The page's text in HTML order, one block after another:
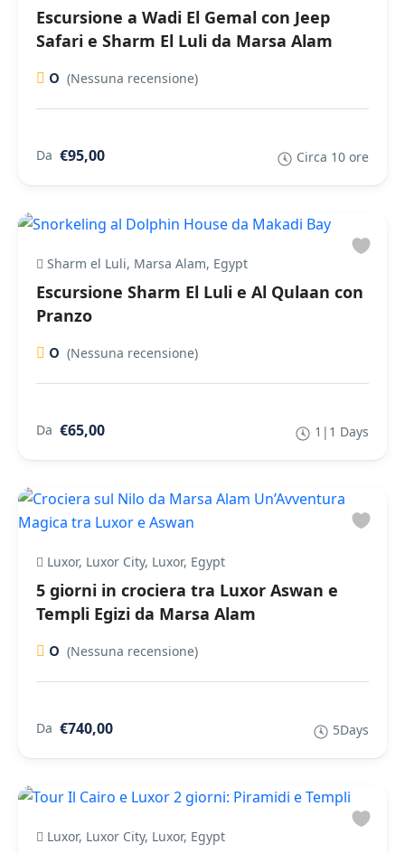
Escursione a Wadi El Gemal con Jeep
Safari e Sharm El Luli da Marsa Alam
0 (Nessuna recensione)
Da €95,00 Circa 10 ore
Sharm el Luli, Marsa Alam, Egypt
Escursione Sharm El Luli e Al Qulaan con
Pranzo
0 (Nessuna recensione)
Da €65,00 1|1 Days
Luxor, Luxor City, Luxor, Egypt
5 giorni in crociera tra Luxor Aswan e
Templi Egizi da Marsa Alam
0 (Nessuna recensione)
Da €740,00 5Days
Luxor, Luxor City, Luxor, Egypt